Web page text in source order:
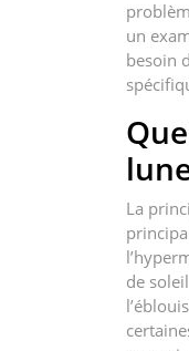
un
besoin
La
de